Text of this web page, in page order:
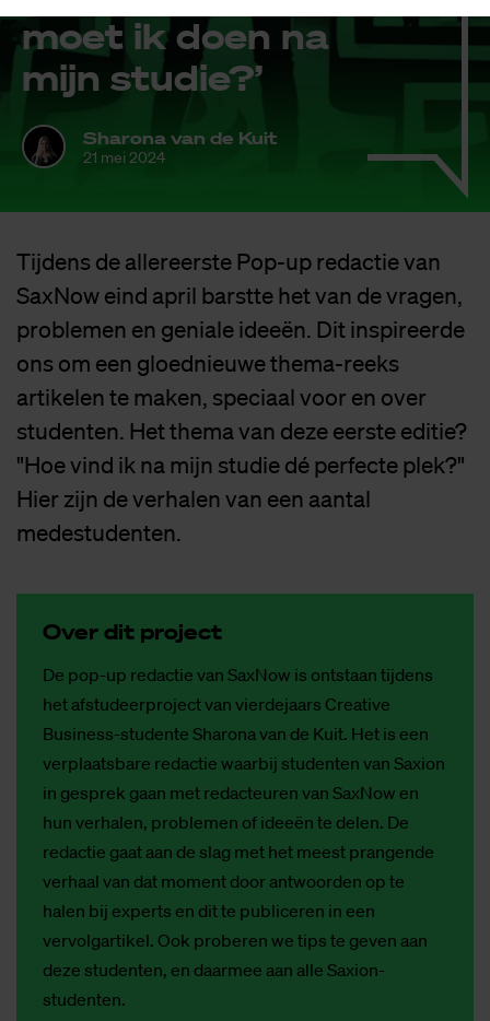
moet ik doen na
mijn stu­die?’
Sharona van de Kuit
21 mei 2024
Tijdens de allereerste Pop-up redactie van
SaxNow eind april barstte het van de vragen,
problemen en geniale ideeën. Dit inspireerde
ons om een gloednieuwe thema-reeks
artikelen te maken, speciaal voor en over
studenten. Het thema van deze eerste editie?
"Hoe vind ik na mijn studie dé perfecte plek?"
Hier zijn de verhalen van een aantal
medestudenten.
Over dit pro­ject
De pop-up redactie van SaxNow is ontstaan tijdens
het afstudeerproject van vierdejaars Creative
Business-studente Sharona van de Kuit. Het is een
verplaatsbare redactie waarbij studenten van Saxion
in gesprek gaan met redacteuren van SaxNow en
hun verhalen, problemen of ideeën te delen. De
redactie gaat aan de slag met het meest prangende
verhaal van dat moment door antwoorden op te
halen bij experts en dit te publiceren in een
vervolgartikel. Ook proberen we tips te geven aan
deze studenten, en daarmee aan alle Saxion-
studenten.